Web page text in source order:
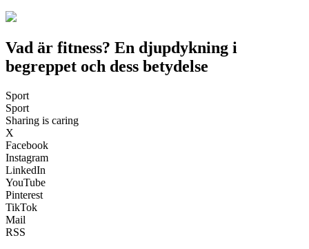
Vad är fitness? En djupdykning i
begreppet och dess betydelse
Sport
Sport
Sharing is caring
X
Facebook
Instagram
LinkedIn
YouTube
Pinterest
TikTok
Mail
RSS